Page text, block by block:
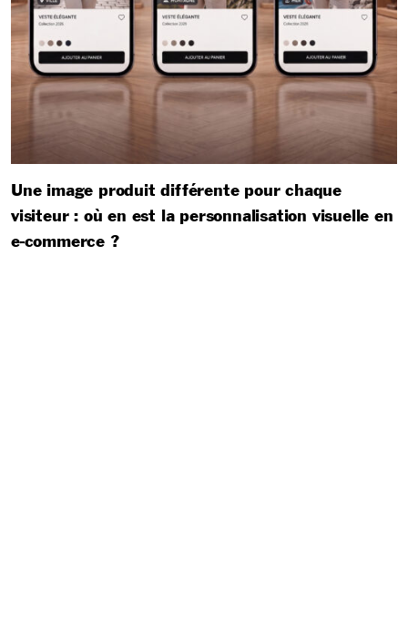
Une image produit différente pour chaque
visiteur : où en est la personnalisation visuelle en
e-commerce ?